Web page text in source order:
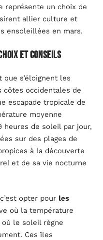
représente un choix de
allier culture et
ensoleillées en mars.
et conseils
s’éloignent les
côtes occidentales de
escapade tropicale de
moyenne
heures de soleil par jour,
sur des plages de
à la découverte
et de sa vie nocturne
opter pour les
où la température
où le soleil règne
Ces îles